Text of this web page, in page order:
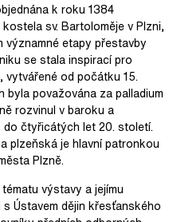
k roku 1384
sv. Bartoloměje v Plzni,
etapy přestavby
se stala inspirací pro
vytvářené od počátku 15.
považována za palladium
rozvinul v baroku a
čtyřicátých let 20. století.
plzeňská je hlavní patronkou
Plzně.
výstavy a jejímu
Ústavem dějin křesťanského